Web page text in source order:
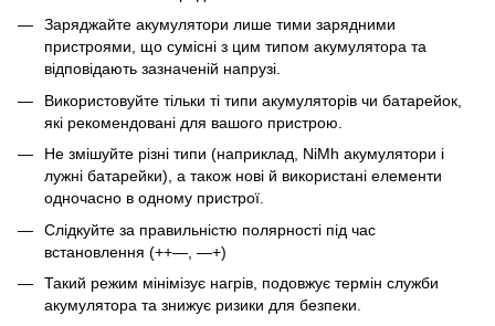
Заряджайте акумулятори лише тими зарядними
пристроями, що сумісні з цим типом акумулятора та
відповідають зазначеній напрузі.
Використовуйте тільки ті типи акумуляторів чи батарейок,
які рекомендовані для вашого пристрою.
Не змішуйте різні типи (наприклад, NiMh акумулятори і
лужні батарейки), а також нові й використані елементи
одночасно в одному пристрої.
Слідкуйте за правильністю полярності під час
встановлення (++—, —+)
Такий режим мінімізує нагрів, подовжує термін служби
акумулятора та знижує ризики для безпеки.